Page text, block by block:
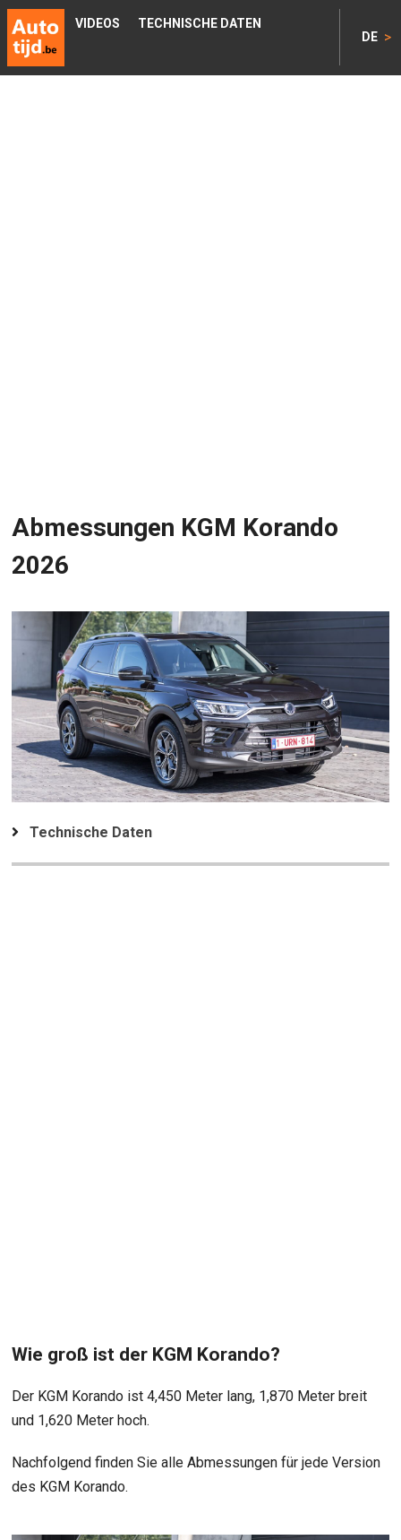
VIDEOS
TECHNISCHE DATEN
DE >
Abmessungen KGM Korando
2026
Technische Daten
Wie groß ist der KGM Korando?
Der KGM Korando ist 4,450 Meter lang, 1,870 Meter breit
und 1,620 Meter hoch.
Nachfolgend finden Sie alle Abmessungen für jede Version
des KGM Korando.